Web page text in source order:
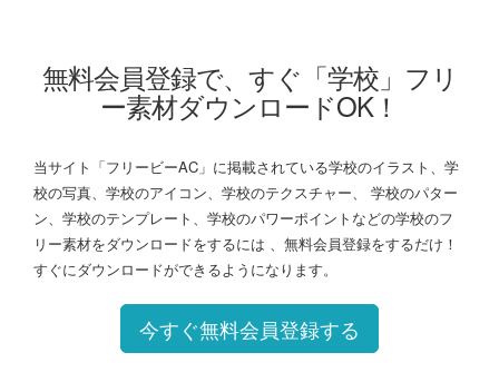
無料会員登録で、すぐ「学校」フリ
ー素材ダウンロードOK！
当サイト「フリービーAC」に掲載されている学校のイラスト、学
校の写真、学校のアイコン、学校のテクスチャー、 学校のパター
ン、学校のテンプレート、学校のパワーポイントなどの学校のフ
リー素材をダウンロードをするには 、無料会員登録をするだけ！
すぐにダウンロードができるようになります。
今すぐ無料会員登録する